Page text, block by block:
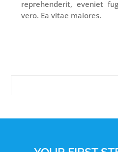
reprehenderit, eveniet
vero. Ea vitae maiores.